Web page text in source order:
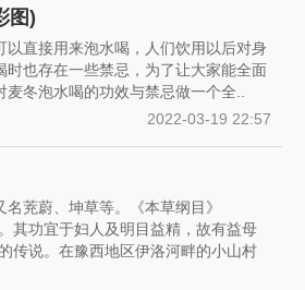
图)
直接用来泡水喝，人们饮用以后对身
也存在一些禁忌，为了让大家能全面
冬泡水喝的功效与禁忌做一个全..
2022-03-19 22:57
茺蔚、坤草等。《本草纲目》
其功宜于妇人及明目益精，故有益母
传说。在豫西地区伊洛河畔的小山村